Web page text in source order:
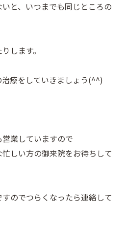
と、いつまでも同じところの
します。
療をしていきましょう(^^)
業していますので
しい方の御来院をお待ちして
のでつらくなったら連絡して